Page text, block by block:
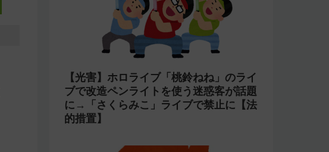
【光害】ホロライブ「桃鈴ねね」のライ
ブで改造ペンライトを使う迷惑客が話題
に→「さくらみこ」ライブで禁止に【法
的措置】